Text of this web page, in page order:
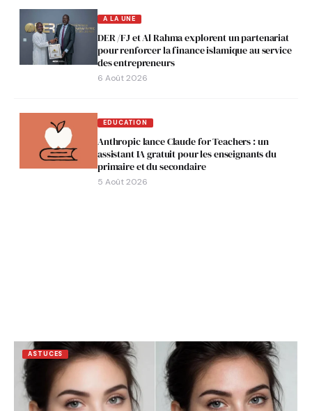
A LA UNE
DER /FJ et Al Rahma explorent un partenariat
pour renforcer la finance islamique au service
des entrepreneurs
6 Août 2026
EDUCATION
Anthropic lance Claude for Teachers : un
assistant IA gratuit pour les enseignants du
primaire et du secondaire
5 Août 2026
ASTUCES